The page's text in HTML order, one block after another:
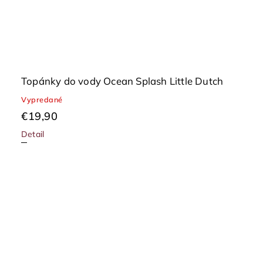
Topánky do vody Ocean Splash Little Dutch
Vypredané
€19,90
Detail